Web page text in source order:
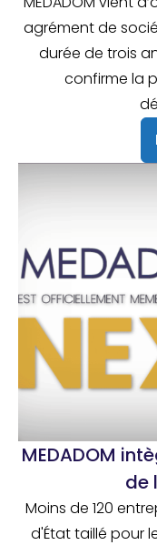
agrément de
durée de trois
confirme la
MEDADOM
de
Moins de 120
d'État taillé pour